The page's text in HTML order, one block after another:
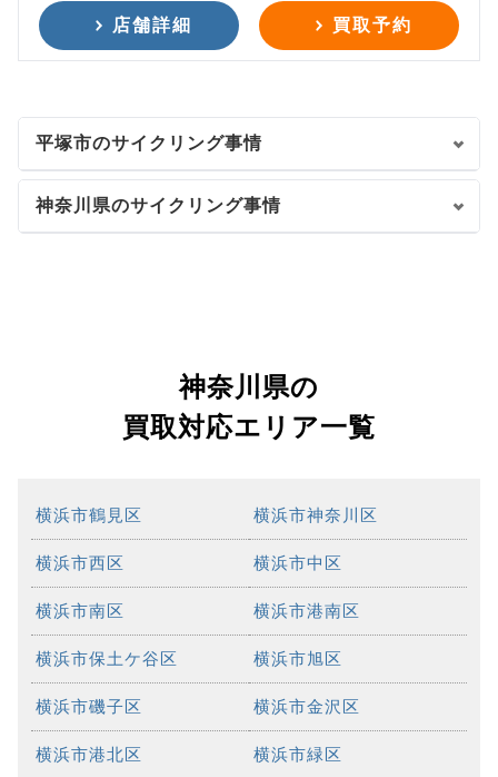
店舗詳細 買取予約
平塚市のサイクリング事情
神奈川県のサイクリング事情
神奈川県の
買取対応エリア一覧
横浜市鶴見区 横浜市神奈川区
横浜市西区 横浜市中区
横浜市南区 横浜市港南区
横浜市保土ケ谷区 横浜市旭区
横浜市磯子区 横浜市金沢区
横浜市港北区 横浜市緑区